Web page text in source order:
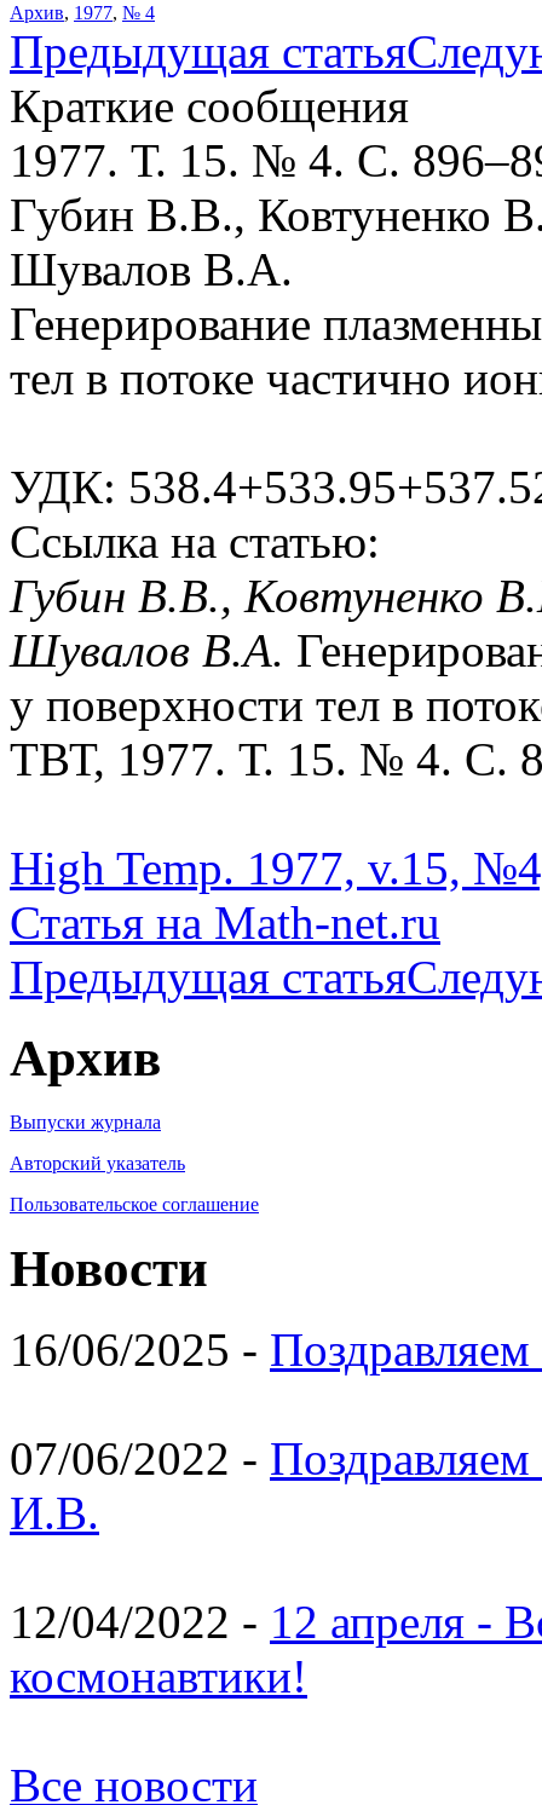
Архив, 1977, № 4
Предыдущая статья
Краткие сообщения
1977. Т. 15. № 4. С.
Губин В.В., Ковтуненко
Шувалов В.А.
Генерирование
тел в потоке частично
УДК:
Ссылка на статью:
Губин В.В., Ковтуненко
Шувалов В.А.
у поверхности тел в
ТВТ, 1977. Т. 15. № 4. С.
High Temp. 1977, v.15,
Статья на Math-net.ru
Предыдущая статья
Архив
Выпуски журнала
Авторский указатель
Пользовательское соглашение
Новости
16/06/2025 -
07/06/2022 -
И.В.
12/04/2022 - 12 апреля -
космонавтики!
Все новости